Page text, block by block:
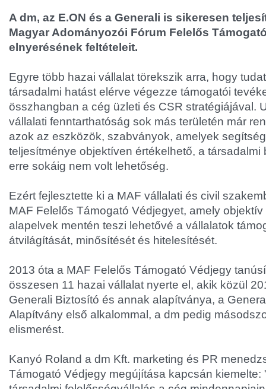
A dm, az E.ON és a Generali is sikeresen
Magyar Adományozói Fórum Felelős
elnyerésének feltételeit.
Egyre több hazai vállalat törekszik arra, hogy
társadalmi hatást elérve végezze támogatói
összhangban a cég üzleti és CSR stratégiájával.
vállalati fenntarthatóság sok más területén már
azok az eszközök, szabványok, amelyek
teljesítménye objektíven értékelhető, a társadalmi
erre sokáig nem volt lehetőség.
Ezért fejlesztette ki a MAF vállalati és civil
MAF Felelős Támogató Védjegyet, amely
alapelvek mentén teszi lehetővé a vállalatok
átvilágítását, minősítését és hitelesítését.
2013 óta a MAF Felelős Támogató Védjegy
összesen 11 hazai vállalat nyerte el, akik közül
Generali Biztosító és annak alapítványa, a
Alapítvány első alkalommal, a dm pedig
elismerést.
Kanyó Roland a dm Kft. marketing és PR
Támogató Védjegy megújítása kapcsán kiemelte: